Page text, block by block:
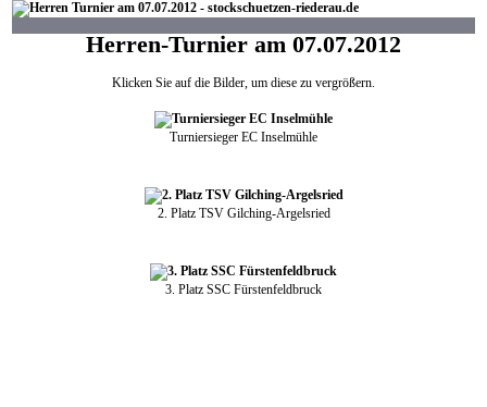
Herren-Turnier am 07.07.2012
Klicken Sie auf die Bilder, um diese zu vergrößern.
Turniersieger EC Inselmühle
2. Platz TSV Gilching-Argelsried
3. Platz SSC Fürstenfeldbruck